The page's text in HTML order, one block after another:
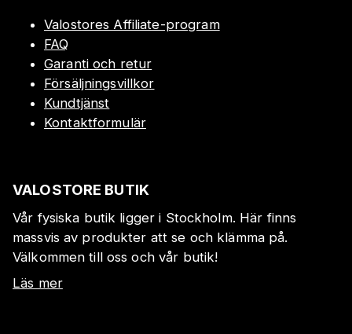
Valostores Affiliate-program
FAQ
Garanti och retur
Försäljningsvillkor
Kundtjänst
Kontaktformulär
VALOSTORE BUTIK
Vår fysiska butik ligger i Stockholm. Här finns
massvis av produkter att se och klämma på.
Välkommen till oss och vår butik!
Läs mer